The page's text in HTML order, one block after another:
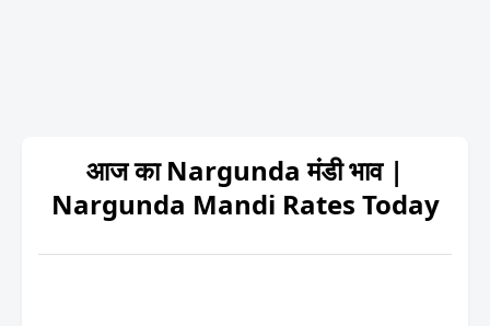
आज का Nargunda मंडी भाव |
Nargunda Mandi Rates Today